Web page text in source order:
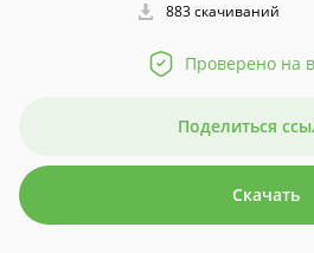
883 скачиваний
Проверено на
Поделиться
Скачать